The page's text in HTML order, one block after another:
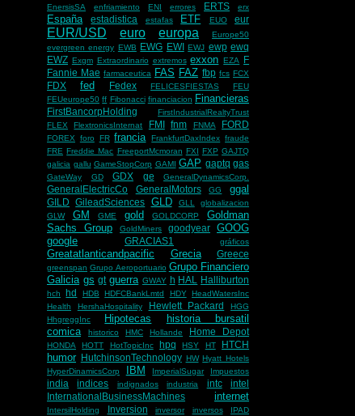
EnersisSA enfriamiento ENI errores ERTS erx
España estadistica estafas ETF EUO eur
EUR/USD euro europa
Europe50
evergreen energy EWB EWG EWI EWJ ewp ewq
EWZ Exgm Extraordinario extremos exxon EZA
F
Fannie Mae farmaceutica FAS FAZ fbp fcs FCX
FDX fed Fedex FELICESFIESTAS
FEU
FEUeurope50 ff Fibonacci financiacion Financieras
FirstBancorpHolding
FirstIndustrialRealtyTrust
FLEX
FlextronicsInternat FMI fnm FNMA FORD
FOREX foro FR francia FrankfurtDaxIndex fraude
FRE Freddie Mac FreeportMcmoran FXI FXP GAJTQ
galicia gallu GameStopCorp GAMI GAP gaptq gas
GateWay GD GDX ge GeneralDynamicsCorp.
GeneralElectricCo GeneralMotors GG ggal
GILD GileadSciences GLD GLL
globalizacion
GLW
GM GME gold GOLDCORP
Goldman
Sachs Group
GoldMiners goodyear
GOOG
google
GRACIAS1 gráficos
Greatatlanticandpacific Grecia Greece
greenspan Grupo Aeroportuario Grupo Financiero
Galicia gs gt guerra GWAY h HAL Halliburton
hch hd HDB HDFCBankLmtd HDY
HeadWatersInc
Health
HershaHospitality Hewlett Packard
HGG
HhgreggInc
Hipotecas
historia bursatil
comica
historico HMC Hollande Home Depot
HONDA HOTT HotTopicInc hpq HSY HT HTCH
humor HutchinsonTechnology HW Hyatt Hotels
HyperDinamicsCorp
IBM ImperialSugar Impuestos
india indices indignados industria intc
intel
InternationalBusinessMachines
internet
IntersilHolding Inversion inversor inversos
IPAD